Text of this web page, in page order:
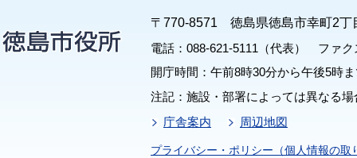
〒770-8571 徳島県徳島市幸町2丁
電話：088-621-5111（代表） ファク
開庁時間：午前8時30分から午後5時
注記：施設・部署によっては異なる
庁舎案内
周辺地図
プライバシー・ポリシー（個人情報の取